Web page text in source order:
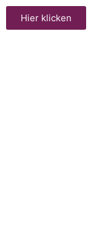
Hier klicken